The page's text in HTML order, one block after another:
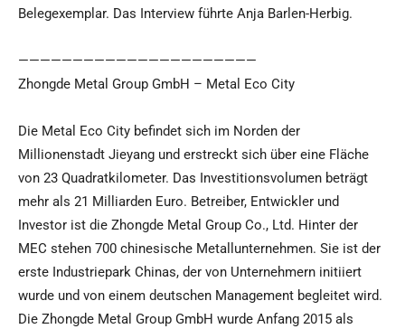
Belegexemplar. Das Interview führte Anja Barlen-Herbig.
——————————————————————
Zhongde Metal Group GmbH – Metal Eco City
Die Metal Eco City befindet sich im Norden der
Millionenstadt Jieyang und erstreckt sich über eine Fläche
von 23 Quadratkilometer. Das Investitionsvolumen beträgt
mehr als 21 Milliarden Euro. Betreiber, Entwickler und
Investor ist die Zhongde Metal Group Co., Ltd. Hinter der
MEC stehen 700 chinesische Metallunternehmen. Sie ist der
erste Industriepark Chinas, der von Unternehmern initiiert
wurde und von einem deutschen Management begleitet wird.
Die Zhongde Metal Group GmbH wurde Anfang 2015 als